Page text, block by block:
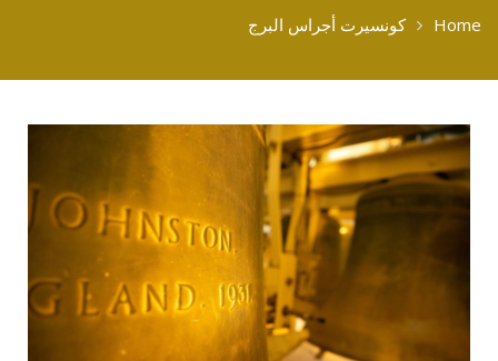
Home كونسيرت أجراس البرج